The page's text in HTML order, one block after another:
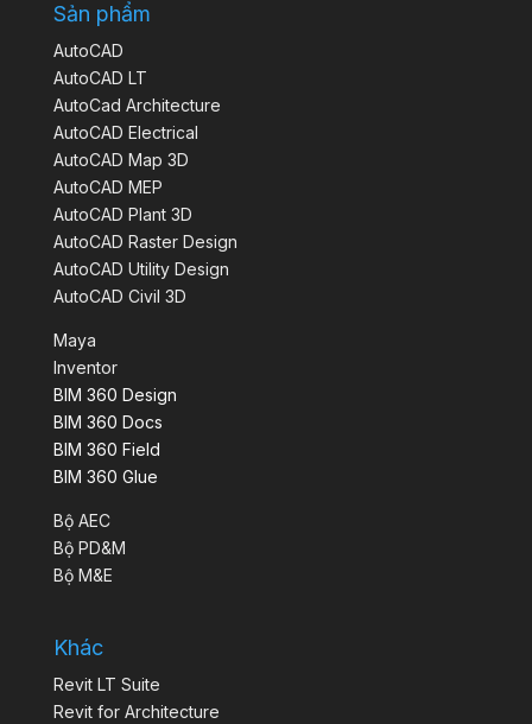
Sản phẩm
AutoCAD
AutoCAD LT
AutoCad Architecture
AutoCAD Electrical
AutoCAD Map 3D
AutoCAD MEP
AutoCAD Plant 3D
AutoCAD Raster Design
AutoCAD Utility Design
AutoCAD Civil 3D
Maya
Inventor
BIM 360 Design
BIM 360 Docs
BIM 360 Field
BIM 360 Glue
Bộ AEC
Bộ PD&M
Bộ M&E
Khác
Revit LT Suite
Revit for Architecture